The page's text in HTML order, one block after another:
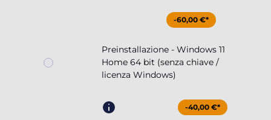
-60,00 €*
Preinstallazione - Windows 11
Home 64 bit (senza chiave /
licenza Windows)
-40,00 €*